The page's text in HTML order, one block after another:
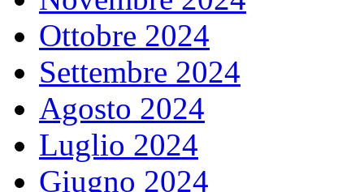
Ottobre 2024
Settembre 2024
Agosto 2024
Luglio 2024
Giugno 2024